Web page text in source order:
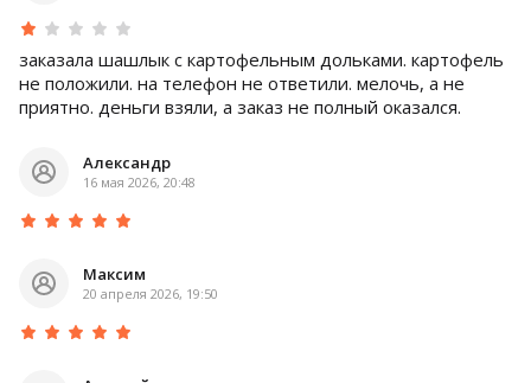
заказала шашлык с картофельным дольками. картофель
не положили. на телефон не ответили. мелочь, а не
приятно. деньги взяли, а заказ не полный оказался.
Александр
16 мая 2026, 20:48
Максим
20 апреля 2026, 19:50